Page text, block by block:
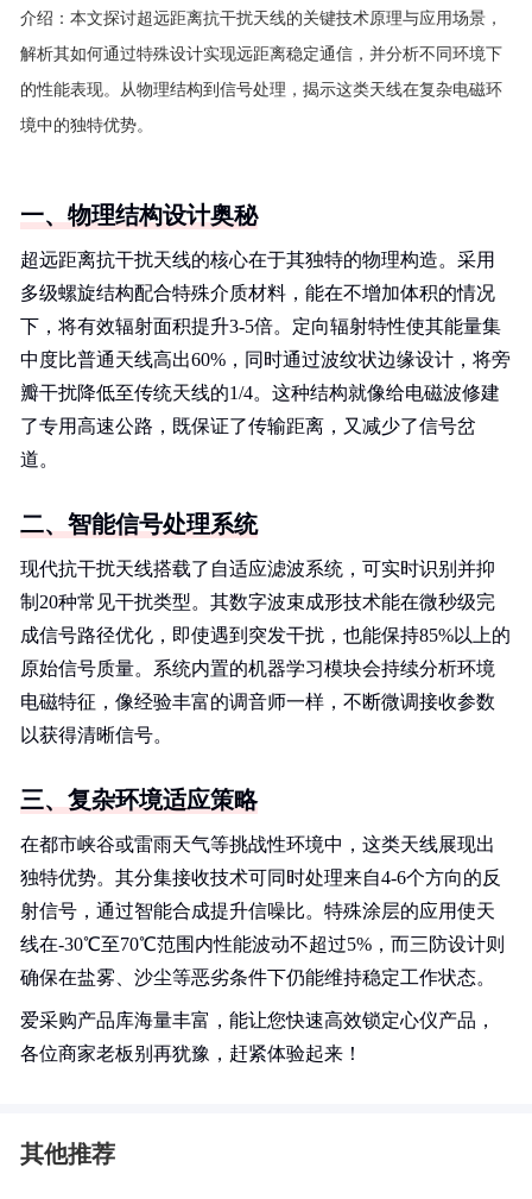
介绍： 本文探讨超远距离抗干扰天线的关键技术原理与应用场景，
解析其如何通过特殊设计实现远距离稳定通信，并分析不同环境下
的性能表现。从物理结构到信号处理，揭示这类天线在复杂电磁环
境中的独特优势。
一、物理结构设计奥秘
超远距离抗干扰天线的核心在于其独特的物理构造。采用
多级螺旋结构配合特殊介质材料，能在不增加体积的情况
下，将有效辐射面积提升3-5倍。定向辐射特性使其能量集
中度比普通天线高出60%，同时通过波纹状边缘设计，将旁
瓣干扰降低至传统天线的1/4。这种结构就像给电磁波修建
了专用高速公路，既保证了传输距离，又减少了信号岔
道。
二、智能信号处理系统
现代抗干扰天线搭载了自适应滤波系统，可实时识别并抑
制20种常见干扰类型。其数字波束成形技术能在微秒级完
成信号路径优化，即使遇到突发干扰，也能保持85%以上的
原始信号质量。系统内置的机器学习模块会持续分析环境
电磁特征，像经验丰富的调音师一样，不断微调接收参数
以获得清晰信号。
三、复杂环境适应策略
在都市峡谷或雷雨天气等挑战性环境中，这类天线展现出
独特优势。其分集接收技术可同时处理来自4-6个方向的反
射信号，通过智能合成提升信噪比。特殊涂层的应用使天
线在-30℃至70℃范围内性能波动不超过5%，而三防设计则
确保在盐雾、沙尘等恶劣条件下仍能维持稳定工作状态。
爱采购产品库海量丰富，能让您快速高效锁定心仪产品，
各位商家老板别再犹豫，赶紧体验起来！
其他推荐